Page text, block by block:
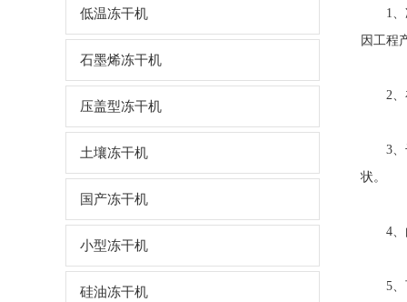
低温冻干机
石墨烯冻干机
压盖型冻干机
土壤冻干机
国产冻干机
小型冻干机
硅油冻干机
1、冷
因工程
2、在
3、干
状。
4、由
5、可